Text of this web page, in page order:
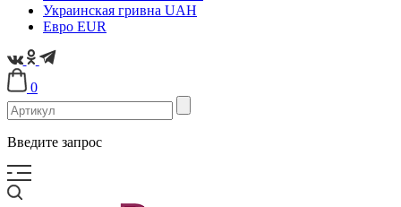
Украинская гривна UAH
Евро EUR
0
Введите запрос